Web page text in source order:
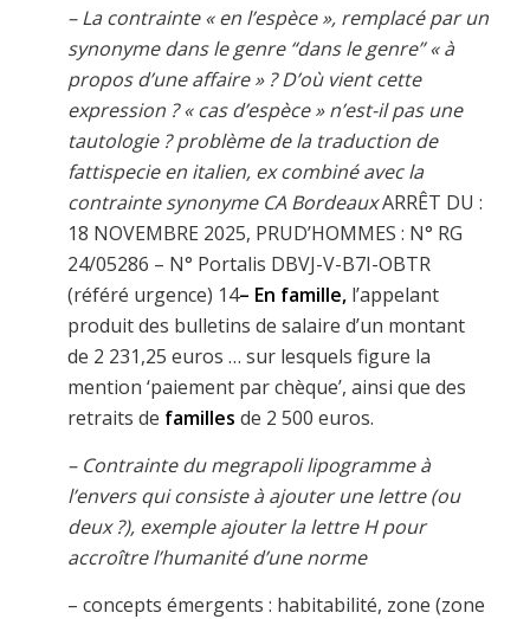
– La contrainte « en l’espèce », remplacé par un
synonyme dans le genre “dans le genre” « à
propos d’une affaire » ? D’où vient cette
expression ? « cas d’espèce » n’est-il pas une
tautologie ? problème de la traduction de
fattispecie en italien, excombiné avec la
contrainte synonyme CA BordeauxARRÊT DU :
18 NOVEMBRE 2025, PRUD’HOMMES : N° RG
24/05286 – N° Portalis DBVJ-V-B7I-OBTR
(référé urgence) 14– En famille, l’appelant
produit des bulletins de salaire d’un montant
de 2 231,25 euros … sur lesquels figure la
mention ‘paiement par chèque’, ainsi que des
retraits de familles de 2 500 euros.
– Contrainte du megrapoli lipogramme à
l’envers qui consiste à ajouter une lettre (ou
deux ?), exemple ajouter la lettre H pour
accroître l’humanité d’une norme
– concepts émergents : habitabilité, zone (zone